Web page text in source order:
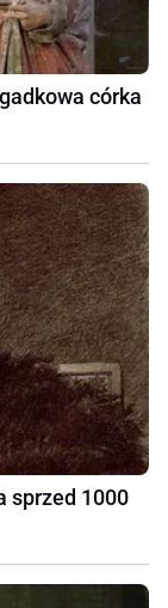
córka
sprzed 1000